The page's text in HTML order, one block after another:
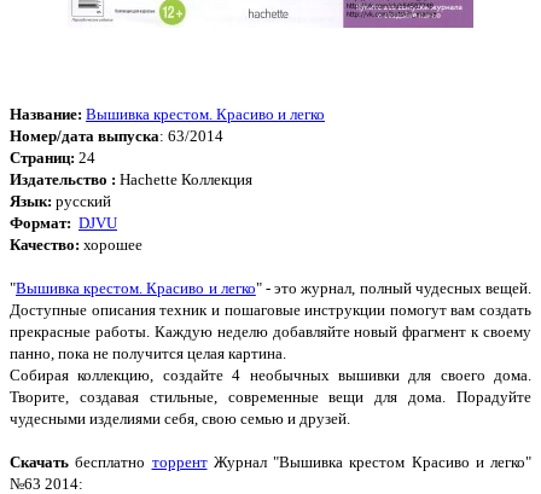
Название: Вышивка крестом. Красиво и легко
Номер/дата выпуска: 63/2014
Страниц: 24
Издательство : Hachette Коллекция
Язык: русский
Формат: DJVU
Качество: хорошее
"Вышивка крестом. Красиво и легко" - это журнал, полный чудесных вещей.
Доступные описания техник и пошаговые инструкции помогут вам создать
прекрасные работы. Каждую неделю добавляйте новый фрагмент к своему
панно, пока не получится целая картина.
Собирая коллекцию, создайте 4 необычных вышивки для своего дома.
Творите, создавая стильные, современные вещи для дома. Порадуйте
чудесными изделиями себя, свою семью и друзей.
Cкачать бесплатно торрентЖурнал "Вышивка крестом Красиво и легко"
№63 2014: